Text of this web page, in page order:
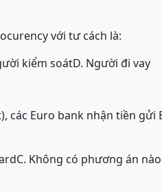
với tư cách là:
kiểm soátD. Người đi vay
Euro bank nhận tiền gửi
C. Không có phương án